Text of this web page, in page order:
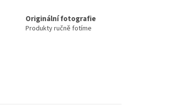
Originální fotografie
Produkty ručně fotíme